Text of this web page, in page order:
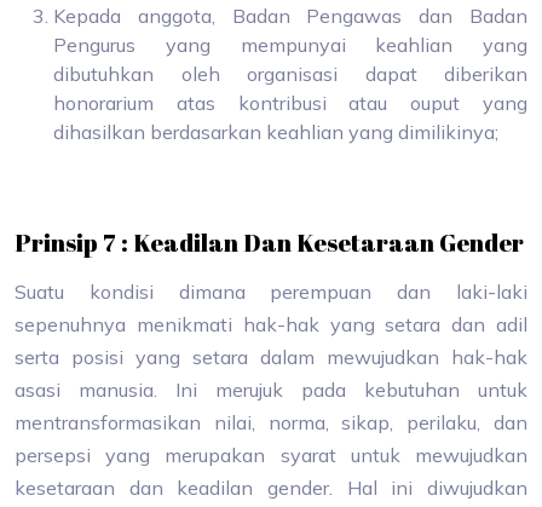
Kepada anggota, Badan Pengawas dan Badan
Pengurus yang mempunyai keahlian yang
dibutuhkan oleh organisasi dapat diberikan
honorarium atas kontribusi atau ouput yang
dihasilkan berdasarkan keahlian yang dimilikinya;
Prinsip 7 : Keadilan Dan Kesetaraan Gender
Suatu kondisi dimana perempuan dan laki-laki
sepenuhnya menikmati hak-hak yang setara dan adil
serta posisi yang setara dalam mewujudkan hak-hak
asasi manusia. Ini merujuk pada kebutuhan untuk
mentransformasikan nilai, norma, sikap, perilaku, dan
persepsi yang merupakan syarat untuk mewujudkan
kesetaraan dan keadilan gender. Hal ini diwujudkan